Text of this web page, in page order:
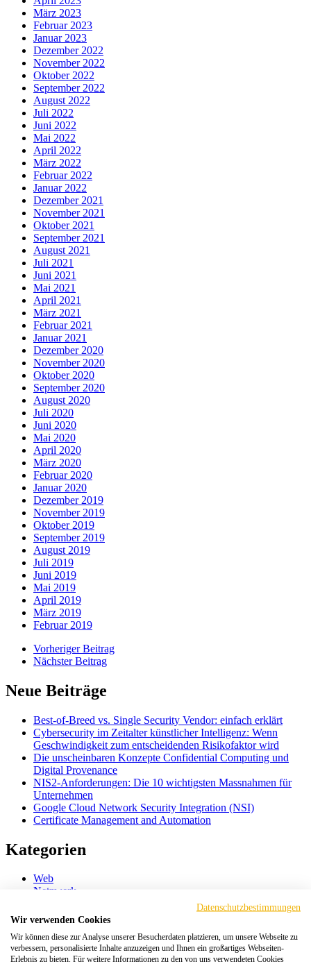
März 2023
Februar 2023
Januar 2023
Dezember 2022
November 2022
Oktober 2022
September 2022
August 2022
Juli 2022
Juni 2022
Mai 2022
April 2022
März 2022
Februar 2022
Januar 2022
Dezember 2021
November 2021
Oktober 2021
September 2021
August 2021
Juli 2021
Juni 2021
Mai 2021
April 2021
März 2021
Februar 2021
Januar 2021
Dezember 2020
November 2020
Oktober 2020
September 2020
August 2020
Juli 2020
Juni 2020
Mai 2020
April 2020
März 2020
Februar 2020
Januar 2020
Dezember 2019
November 2019
Oktober 2019
September 2019
August 2019
Juli 2019
Juni 2019
Mai 2019
April 2019
März 2019
Februar 2019
Vorheriger Beitrag
Nächster Beitrag
Neue Beiträge
Best-of-Breed vs. Single Security Vendor: einfach erklärt
Cybersecurity im Zeitalter künstlicher Intelligenz: Wenn
Geschwindigkeit zum entscheidenden Risikofaktor wird
Die unscheinbaren Konzepte Confidential Computing und
Digital Provenance
NIS2-Anforderungen: Die 10 wichtigsten Massnahmen für
Unternehmen
Google Cloud Network Security Integration (NSI)
Certificate Management and Automation
Kategorien
Web
Netzwerk
Cloud
IoT
Uncategorized
Datenschutzbestimmungen
Wir verwenden Cookies
Wir können diese zur Analyse unserer Besucherdaten platzieren, um unsere Webseite zu
verbessern, personalisierte Inhalte anzuzeigen und Ihnen ein großartiges Webseiten-
Erlebnis zu bieten. Für weitere Informationen zu den von uns verwendeten Cookies